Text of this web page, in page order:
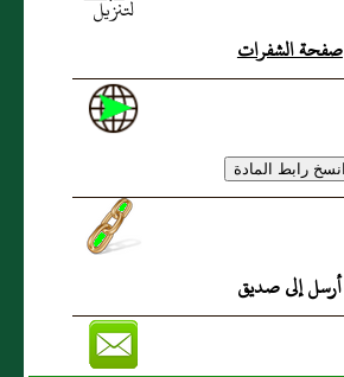
صفحة الشفرات
أرسل إلى صديق